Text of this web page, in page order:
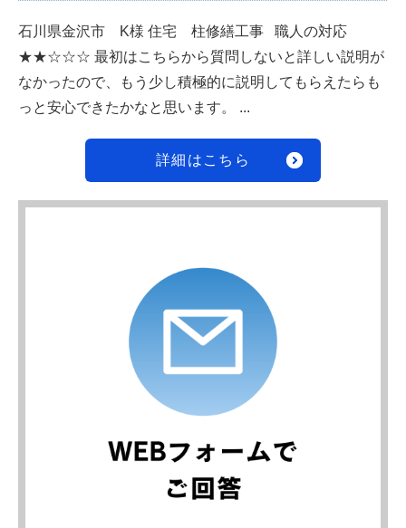
石川県金沢市 K様 住宅 柱修繕工事 職人の対応
★★☆☆☆ 最初はこちらから質問しないと詳しい説明が
なかったので、もう少し積極的に説明してもらえたらも
っと安心できたかなと思います。 ...
詳細はこちら